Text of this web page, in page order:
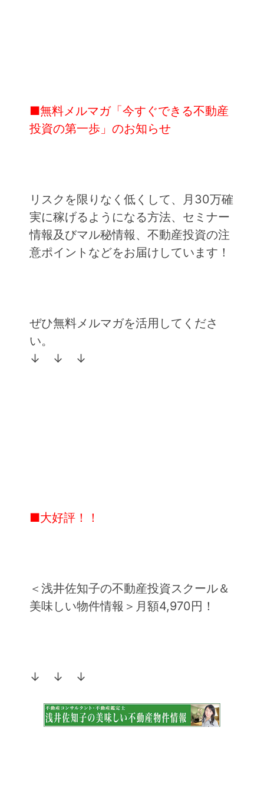
■無料メルマガ「今すぐできる不動産
投資の第一歩」のお知らせ
リスクを限りなく低くして、月30万確
実に稼げるようになる方法、セミナー
情報及びマル秘情報、不動産投資の注
意ポイントなどをお届けしています！
ぜひ無料メルマガを活用してくださ
い。
↓ ↓ ↓
■大好評！！
＜浅井佐知子の不動産投資スクール＆
美味しい物件情報＞月額4,970円！
↓ ↓ ↓